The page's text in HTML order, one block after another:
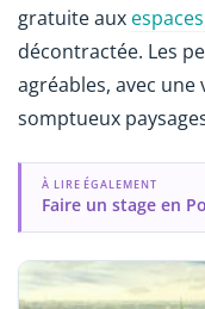
gratuite aux
décontractée. Les
agréables, avec
somptueux
À LIRE ÉGALEMENT
Faire un stage en